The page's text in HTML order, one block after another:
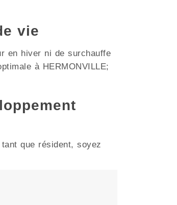
vie
en hiver ni de surchauffe
à HERMONVILLE;
que résident, soyez